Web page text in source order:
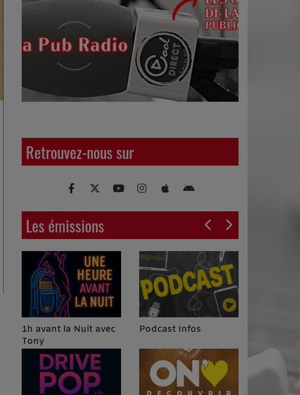
Retrouvez-nous sur
Les émissions
1h avant la Nuit avec
Tony
Podcast Infos